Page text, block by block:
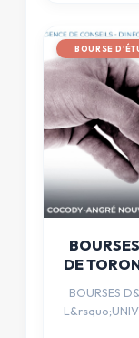
BOURSE
DE
BOURSES